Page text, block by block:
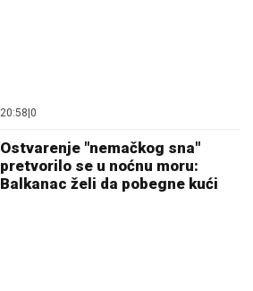
stihija sa Deliblatske peščare se
širi, hitno proglašena vanredna
situacija!